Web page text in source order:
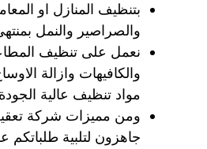
بتنظيف المنازل او
والصراصير والنمل
نعمل على تنظيف
والكافيهات وازالة
مواد تنظيف عالية
ومن مميزات شركة